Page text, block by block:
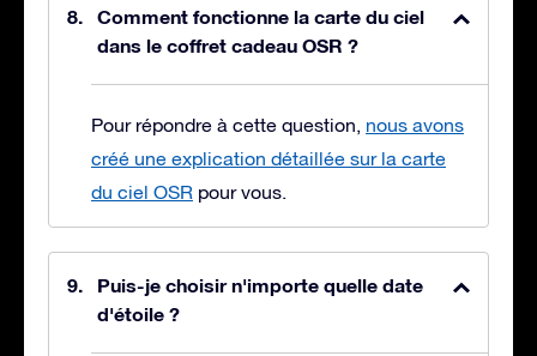
Comment fonctionne la carte du ciel
dans le coffret cadeau OSR ?
Pour répondre à cette question, nous avons
créé une explication détaillée sur la carte
du ciel OSR pour vous.
Puis-je choisir n'importe quelle date
d'étoile ?